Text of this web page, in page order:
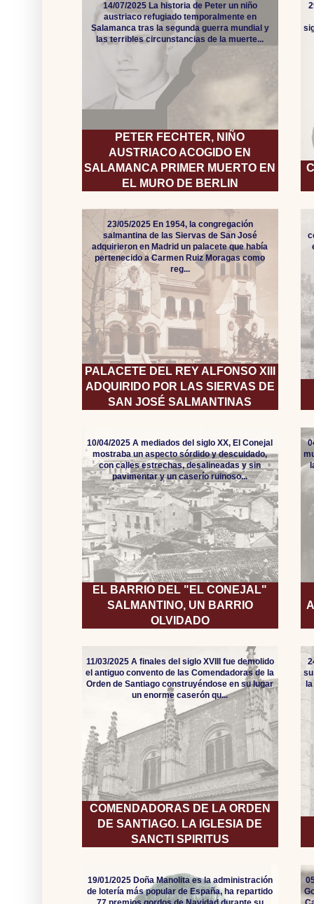
PETER FECHTER, NIÑO
AUSTRIACO ACOGIDO EN
SALAMANCA PRIMER MUERTO EN
EL MURO DE BERLIN
14/07/2025 La historia de Peter un niño
austriaco refugiado temporalmente en
Salamanca tras la segunda guerra mundial y
las terribles circunstancias de la muerte...
PALACETE DEL REY ALFONSO XIII
ADQUIRIDO POR LAS SIERVAS DE
SAN JOSÉ SALMANTINAS
23/05/2025 En 1954, la congregación
salmantina de las Siervas de San José
adquirieron en Madrid un palacete que había
pertenecido a Carmen Ruiz Moragas como
reg...
EL BARRIO DEL "EL CONEJAL"
SALMANTINO, UN BARRIO
OLVIDADO
10/04/2025 A mediados del siglo XX, El Conejal
mostraba un aspecto sórdido y descuidado,
con calles estrechas, desalineadas y sin
pavimentar y un caserío ruinoso...
COMENDADORAS DE LA ORDEN
DE SANTIAGO. LA IGLESIA DE
SANCTI SPIRITUS
11/03/2025 A finales del siglo XVIII fue demolido
el antiguo convento de las Comendadoras de la
Orden de Santiago construyéndose en su lugar
un enorme caserón qu...
19/01/2025 Doña Manolita es la administración
de lotería más popular de España, ha repartido